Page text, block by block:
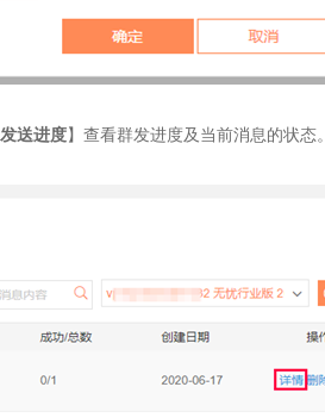
发送进度】查看群发进度及当前消息的状态。